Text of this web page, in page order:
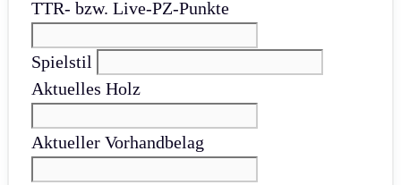
TTR- bzw. Live-PZ-Punkte
Spielstil
Aktuelles Holz
Aktueller Vorhandbelag